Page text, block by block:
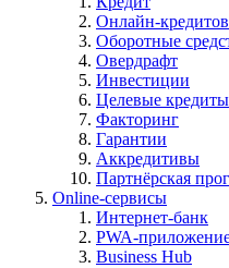
Онлайн-
Оборотные
Овердрафт
Инвестиции
Целевые кредиты
Факторинг
Гарантии
Аккредитивы
Партнёрская
Online-сервисы
Интернет-банк
PWA-
Business Hub